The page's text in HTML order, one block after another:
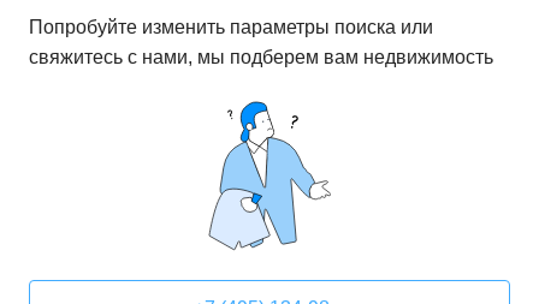
Попробуйте изменить параметры поиска или
свяжитесь с нами, мы подберем вам недвижимость